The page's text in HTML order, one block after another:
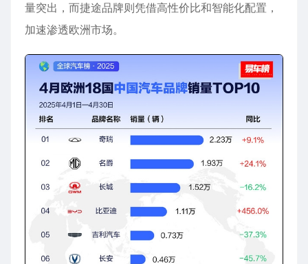
量突出，而捷途品牌则凭借高性价比和智能化配置，
加速渗透欧洲市场。